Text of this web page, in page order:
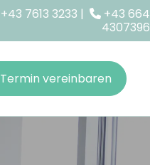
+43 7613 3233 |  +43 664
4307396
Termin vereinbaren